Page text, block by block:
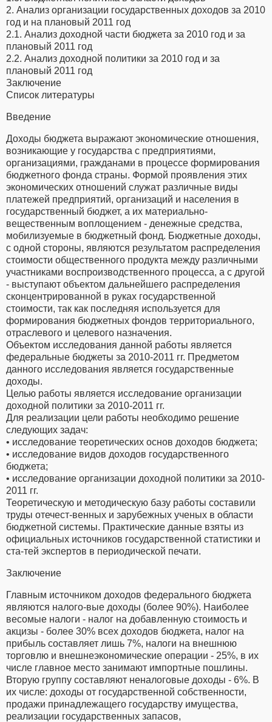
2. Анализ организации государственных доходов за 2010
год и на плановый 2011 год
2.1. Анализ доходной части бюджета за 2010 год и за
плановый 2011 год
2.2. Анализ доходной политики за 2010 год и за
плановый 2011 год
Заключение
Список литературы
Введение
Доходы бюджета выражают экономические отношения,
возникающие у государства с предприятиями,
организациями, гражданами в процессе формирования
бюджетного фонда страны. Формой проявления этих
экономических отношений служат различные виды
платежей предприятий, организаций и населения в
государственный бюджет, а их материально-
вещественным воплощением - денежные средства,
мобилизуемые в бюджетный фонд. Бюджетные доходы,
с одной стороны, являются результатом распределения
стоимости общественного продукта между различными
участниками воспроизводственного процесса, а с другой
- выступают объектом дальнейшего распределения
сконцентрированной в руках государственной
стоимости, так как последняя используется для
формирования бюджетных фондов территориального,
отраслевого и целевого назначения.
Объектом исследования данной работы является
федеральные бюджеты за 2010-2011 гг. Предметом
данного исследования является государственные
доходы.
Целью работы является исследование организации
доходной политики за 2010-2011 гг.
Для реализации цели работы необходимо решение
следующих задач:
• исследование теоретических основ доходов бюджета;
• исследование видов доходов государственного
бюджета;
• исследование организации доходной политики за 2010-
2011 гг.
Теоретическую и методическую базу работы составили
труды отечест-венных и зарубежных ученых в области
бюджетной системы. Практические данные взяты из
официальных источников государственной статистики и
ста-тей экспертов в периодической печати.
Заключение
Главным источником доходов федерального бюджета
являются налого-вые доходы (более 90%). Наиболее
весомые налоги - налог на добавленную стоимость и
акцизы - более 30% всех доходов бюджета, налог на
прибыль составляет лишь 7%, налоги на внешнюю
торговлю и внешнеэкономические операции - 25%, в их
числе главное место занимают импортные пошлины.
Вторую группу составляют неналоговые доходы - 6%. В
их числе: доходы от государственной собственности,
продажи принадлежащего государству имущества,
реализации государственных запасов,